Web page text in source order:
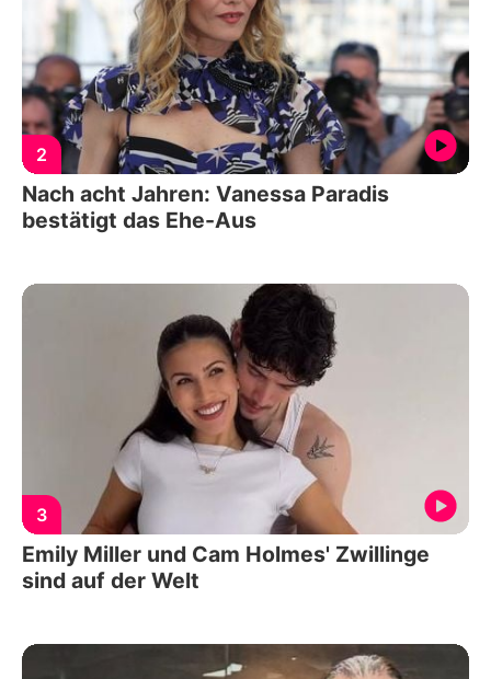
2
Nach acht Jahren: Vanessa Paradis
bestätigt das Ehe-Aus
3
Emily Miller und Cam Holmes' Zwillinge
sind auf der Welt